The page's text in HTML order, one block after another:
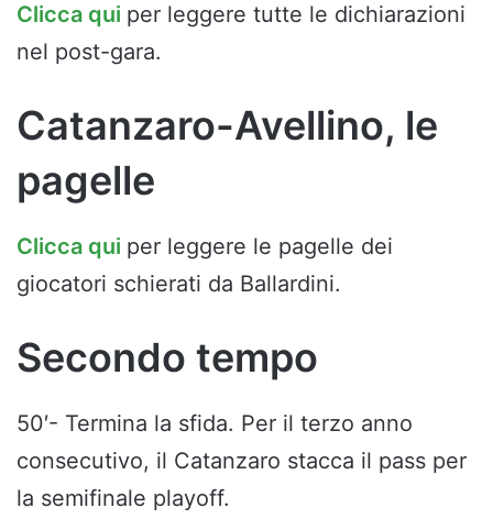
Clicca qui per leggere tutte le dichiarazioni
nel post-gara.
Catanzaro-Avellino, le
pagelle
Clicca qui per leggere le pagelle dei
giocatori schierati da Ballardini.
Secondo tempo
50′- Termina la sfida. Per il terzo anno
consecutivo, il Catanzaro stacca il pass per
la semifinale playoff.